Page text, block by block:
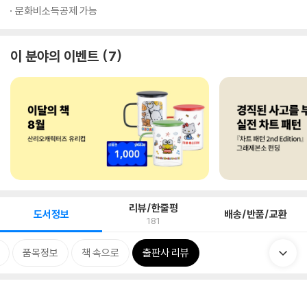
문화비소득공제 가능
이 분야의 이벤트 7
도서정보 리뷰/한줄평
181 배송/반품/교환
품목정보 책 속으로 출판사 리뷰